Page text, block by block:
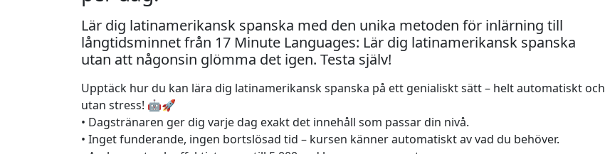
Lär dig latinamerikansk spanska med den unika metoden för inlärning till
långtidsminnet från 17 Minute Languages: Lär dig latinamerikansk spanska
utan att någonsin glömma det igen. Testa själv!
Upptäck hur du kan lära dig latinamerikansk spanska på ett genialiskt sätt – helt automatiskt och
utan stress! 🤖🚀
• Dagstränaren ger dig varje dag exakt det innehåll som passar din nivå.
• Inget funderande, ingen bortslösad tid – kursen känner automatiskt av vad du behöver.